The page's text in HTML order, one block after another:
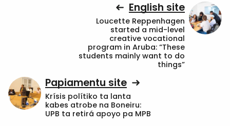
English site
Loucette Reppenhagen
started a mid-level
creative vocational
program in Aruba: “These
students mainly want to do
things”
Papiamentu site
Krísis polítiko ta lanta
kabes atrobe na Boneiru:
UPB ta retirá apoyo pa MPB